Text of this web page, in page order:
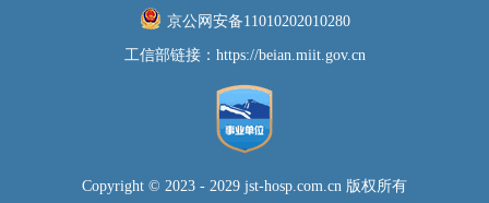
京公网安备11010202010280
工信部链接： https://beian.miit.gov.cn
Copyright © 2023 - 2029 jst-hosp.com.cn 版权所有